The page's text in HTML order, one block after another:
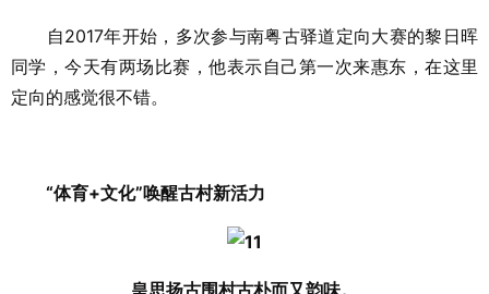
自2017年开始，多次参与南粤古驿道定向大赛的黎日晖
同学，今天有两场比赛，他表示自己第一次来惠东，在这里
定向的感觉很不错。
“体育+文化”唤醒古村新活力